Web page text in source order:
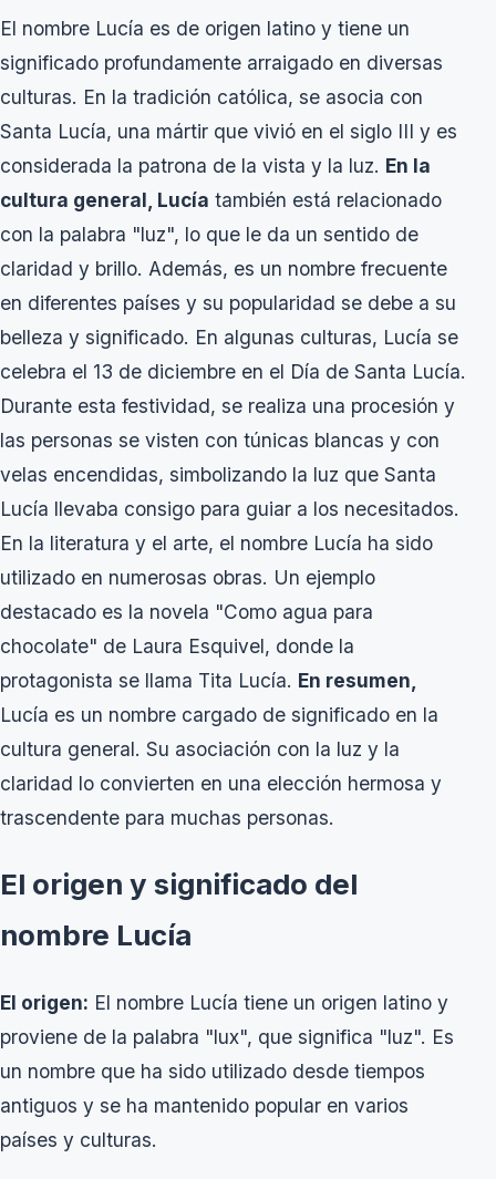
El nombre Lucía es de origen latino y tiene un
significado profundamente arraigado en diversas
culturas. En la tradición católica, se asocia con
Santa Lucía, una mártir que vivió en el siglo III y es
considerada la patrona de la vista y la luz. En la
cultura general, Lucía también está relacionado
con la palabra "luz", lo que le da un sentido de
claridad y brillo. Además, es un nombre frecuente
en diferentes países y su popularidad se debe a su
belleza y significado. En algunas culturas, Lucía se
celebra el 13 de diciembre en el Día de Santa Lucía.
Durante esta festividad, se realiza una procesión y
las personas se visten con túnicas blancas y con
velas encendidas, simbolizando la luz que Santa
Lucía llevaba consigo para guiar a los necesitados.
En la literatura y el arte, el nombre Lucía ha sido
utilizado en numerosas obras. Un ejemplo
destacado es la novela "Como agua para
chocolate" de Laura Esquivel, donde la
protagonista se llama Tita Lucía. En resumen,
Lucía es un nombre cargado de significado en la
cultura general. Su asociación con la luz y la
claridad lo convierten en una elección hermosa y
trascendente para muchas personas.
El origen y significado del
nombre Lucía
El origen: El nombre Lucía tiene un origen latino y
proviene de la palabra "lux", que significa "luz". Es
un nombre que ha sido utilizado desde tiempos
antiguos y se ha mantenido popular en varios
países y culturas.